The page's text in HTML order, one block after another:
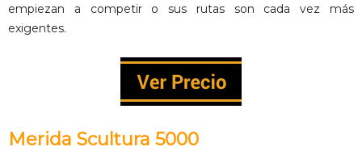
empiezan a competir o sus rutas son cada vez más
exigentes.
Merida Scultura 5000